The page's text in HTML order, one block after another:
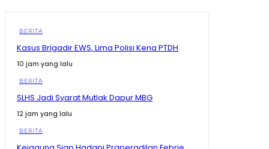
11:10
Ahli Presiden Dicecar Hakim MK Soal Arah APBN untuk
Ekonomi Melejit 34,17%, Tapi Gubernur Sherly Tanya
Apakah Maatnya Sampai ke Rakyat?
BERITA
Kasus Brigadir EWS, Lima Polisi Kena PTDH
10 jam yang lalu
BERITA
SLHS Jadi Syarat Mutlak Dapur MBG
12 jam yang lalu
BERITA